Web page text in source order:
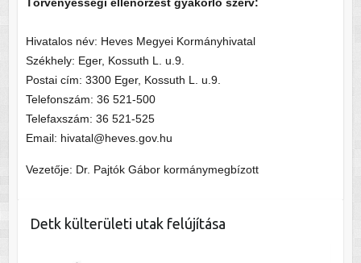
Törvényességi ellenőrzést gyakorló szerv:
Hivatalos név: Heves Megyei Kormányhivatal
Székhely: Eger, Kossuth L. u.9.
Postai cím: 3300 Eger, Kossuth L. u.9.
Telefonszám: 36 521-500
Telefaxszám: 36 521-525
Email: hivatal@heves.gov.hu
Vezetője: Dr. Pajtók Gábor kormánymegbízott
Detk külterületi utak felújítása